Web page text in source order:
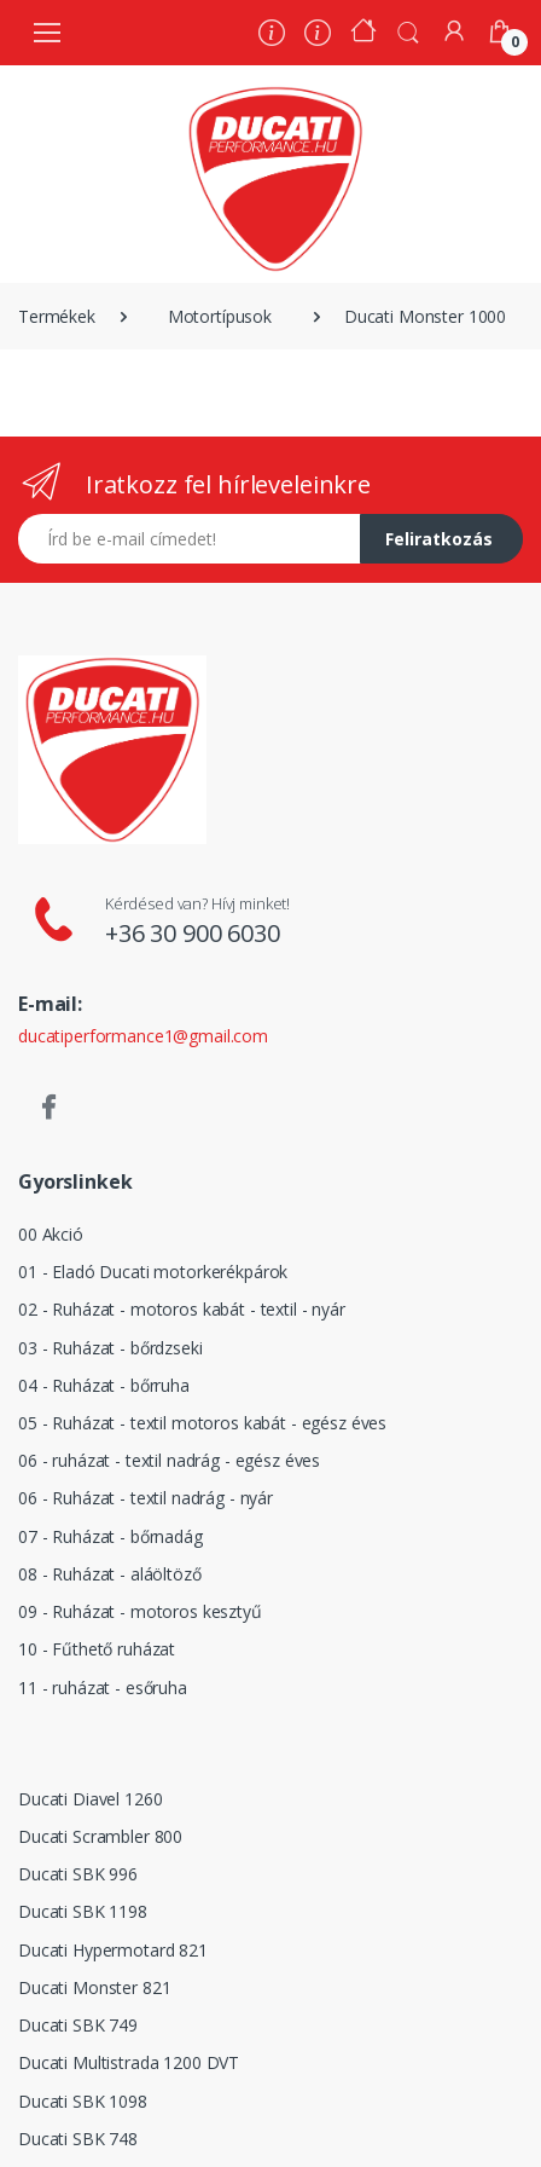
0
Termékek Motortípusok Ducati Monster 1000
Iratkozz fel hírleveleinkre
E-mail címed
Feliratkozás
Kérdésed van? Hívj minket!
+36 30 900 6030
E-mail:
ducatiperformance1@gmail.com
Gyorslinkek
00 Akció
01 - Eladó Ducati motorkerékpárok
02 - Ruházat - motoros kabát - textil - nyár
03 - Ruházat - bőrdzseki
04 - Ruházat - bőrruha
05 - Ruházat - textil motoros kabát - egész éves
06 - ruházat - textil nadrág - egész éves
06 - Ruházat - textil nadrág - nyár
07 - Ruházat - bőrnadág
08 - Ruházat - aláöltöző
09 - Ruházat - motoros kesztyű
10 - Fűthető ruházat
11 - ruházat - esőruha
Ducati Diavel 1260
Ducati Scrambler 800
Ducati SBK 996
Ducati SBK 1198
Ducati Hypermotard 821
Ducati Monster 821
Ducati SBK 749
Ducati Multistrada 1200 DVT
Ducati SBK 1098
Ducati SBK 748
0